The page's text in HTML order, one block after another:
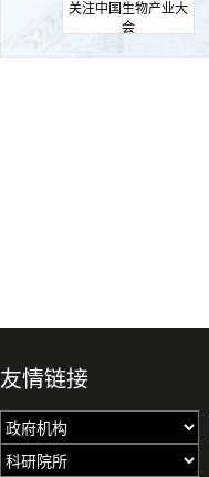
关注中国生物产业大
会
友情链接